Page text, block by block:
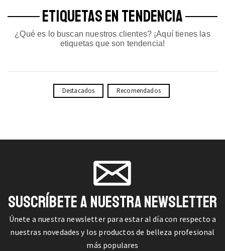
ETIQUETAS EN TENDENCIA
¿Qué es lo buscan nuestros clientes? ¡Aquí tienes las
etiquetas que son tendencia!
Destacados Recomendados
SUSCRÍBETE A NUESTRA NEWSLETTER
Únete a nuestra newsletter para estar al día con respecto a
nuestras novedades y los productos de belleza profesional
más populares